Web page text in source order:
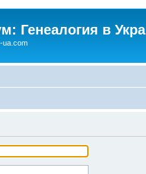
Генеалогия в
ua.com